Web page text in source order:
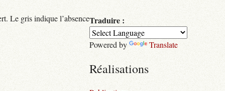
Le gris indique l’absenceTraduire :
Powered by Translate
Réalisations